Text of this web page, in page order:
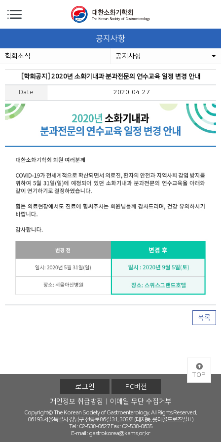
공지사항
학회소식 공지사항
[학회공지] 2020년 소화기내과 분과전문의 연수교육 일정 변경 안내
Date 2020-04-27
목록
TOP
로그인
PC버전
개인정보 취급방침
이메일 무단 수집거부
Copyright© The Korean Society of Gastroenterology. All Rights Reserved.
06193 서울특별시 강남구 선릉로86길 31, 305호 (대치동, 롯데골드로즈빌Ⅱ)
Tel : 02-538-0627 Fax : 02-538-0635
E-mail : gastrokorea@kams.or.kr